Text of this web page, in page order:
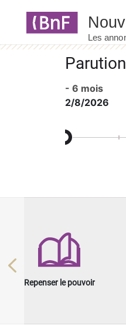
- 6 mois
2/8/2026
Repenser le pouvoir
Previous